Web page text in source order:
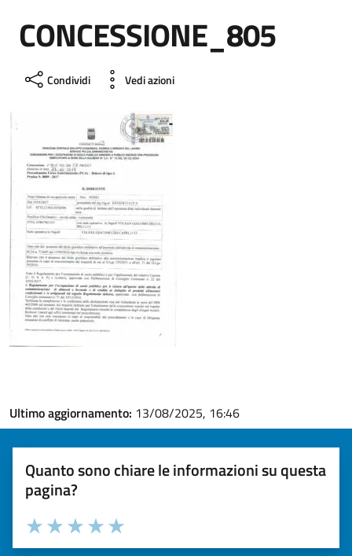
CONCESSIONE_805
Condividi Vedi azioni
Ultimo aggiornamento: 13/08/2025, 16:46
Quanto sono chiare le informazioni su questa
pagina?
Valuta la chiarezza delle informazioni (da 1 a 5 stelle)
Seleziona il numero di stelle per valutare la chiarezza delle
Valuta 5 stelle su 5
Valuta 4 stelle su 5
Valuta 3 stelle su 5
Valuta 2 stelle su 5
Valuta 1 stelle su 5